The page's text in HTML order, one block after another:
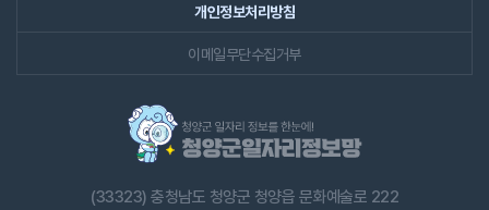
개인정보처리방침
이메일무단수집거부
(33323) 충청남도 청양군 청양읍 문화예술로 222